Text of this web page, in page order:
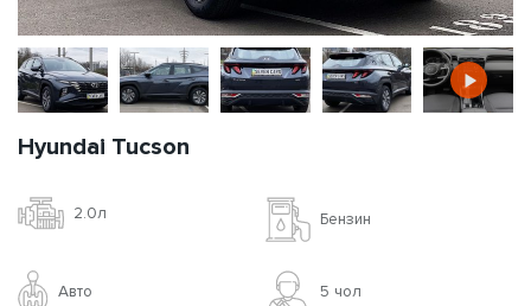
Hyundai Tucson
2.0л Бензин
Авто 5 чoл